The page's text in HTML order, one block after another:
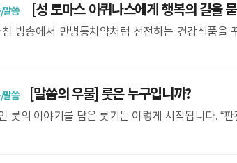
말씀[성 토마스 아퀴나스에게 행복의 길을
추구
방송에서 만병통치약처럼 선전하는 건강식품을
양한 질병을 막아낼 수는 없다. 병에 걸리면 대부분
말씀[말씀의 우물] 룻은 누구입니까?
룻의 이야기를 담은 룻기는 이렇게 시작됩니다. “
있었다. 그래서 유다 베들레헴에 살던 한 사람이 모